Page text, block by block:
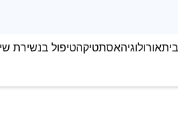
אורולוגיהאסתטיקהטיפול בנשירת